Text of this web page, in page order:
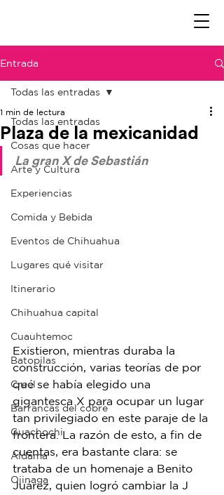
Entrada
Todas las entradas
Cosas que hacer
Arte y Cultura
Experiencias
Comida y Bebida
Eventos de Chihuahua
Lugares qué visitar
Itinerario
Chihuahua capital
Cuauhtemoc
Batopilas
Creel
Barrancas del cobre
Guachochi
Aldama
Ojinaga
Todas las entradas
Plaza de la mexicanidad
1 min de lectura
La gran X de Sebastián
Existieron, mientras duraba la
construcción, varias teorías de por
qué se había elegido una
gigantesca X para ocupar un lugar
tan privilegiado en este paraje de la
frontera. La razón de esto, a fin de
cuentas, era bastante clara: se
trataba de un homenaje a Benito
Juárez, quien logró cambiar la J